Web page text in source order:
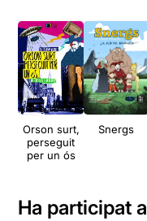
Orson surt,
perseguit
per un ós
Snergs
Ha participat a